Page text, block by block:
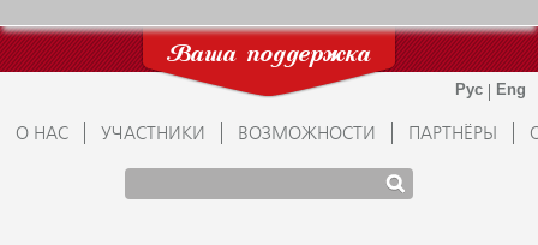
Ваша поддержка
О НАС УЧАСТНИКИ ВОЗМОЖНОСТИ ПАРТНЁРЫ